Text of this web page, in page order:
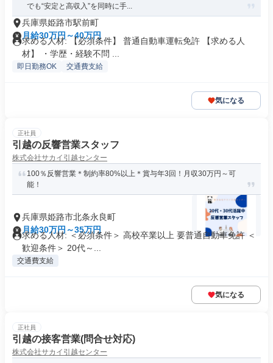
でも“安定と高収入”を同時に手...
兵庫県姫路市駅前町
月給30万円～40万円
求める人材: 【必須条件】 普通自動車運転免許 【求める人
材】 ・学歴・経験不問 ...
即日勤務OK 交通費支給
気になる
正社員
引越の反響営業スタッフ
株式会社サカイ引越センター
100％反響営業＊制約率80%以上＊賞与年3回！月収30万円～可
能！
兵庫県姫路市北条永良町
月給30万円～35万円
求める人材: ＜必須条件＞ 高校卒業以上 要普通自動車免許 ＜
歓迎条件＞ 20代～...
交通費支給
気になる
正社員
引越の接客営業(問合せ対応)
株式会社サカイ引越センター